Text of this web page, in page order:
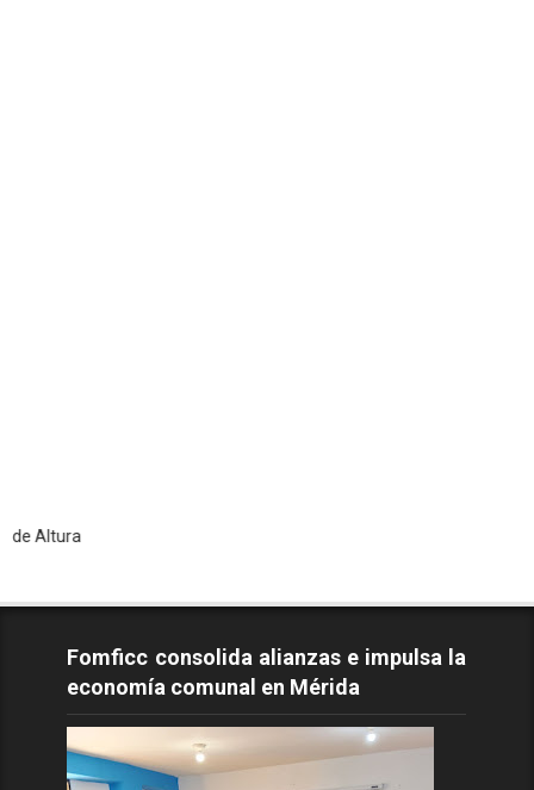
Fomficc consolida alianzas e impulsa la
economía comunal en Mérida